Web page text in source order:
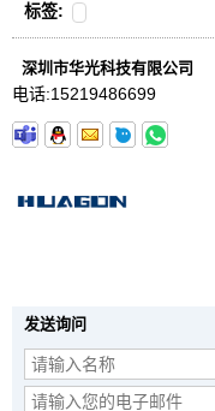
标签:
深圳市华光科技有限公司
电话:15219486699
发送询问